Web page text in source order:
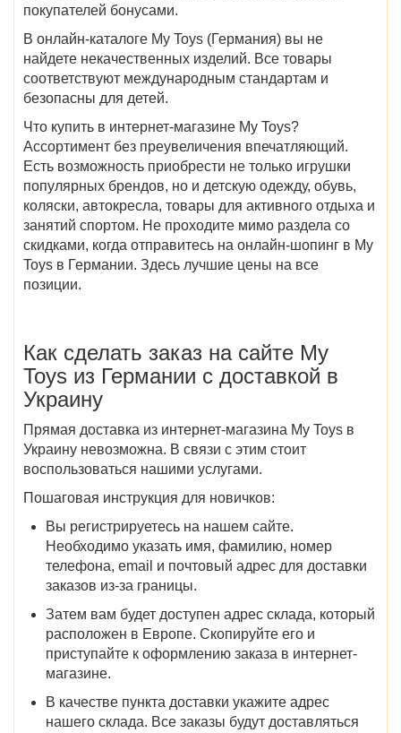
покупателей бонусами.
В онлайн-каталоге My Toys (Германия) вы не
найдете некачественных изделий. Все товары
соответствуют международным стандартам и
безопасны для детей.
Что купить в интернет-магазине My Toys?
Ассортимент без преувеличения впечатляющий.
Есть возможность приобрести не только игрушки
популярных брендов, но и детскую одежду, обувь,
коляски, автокресла, товары для активного отдыха и
занятий спортом. Не проходите мимо раздела со
скидками, когда отправитесь на онлайн-шопинг в My
Toys в Германии. Здесь лучшие цены на все
позиции.
Как сделать заказ насайте My
Toys из Германии с доставкой в
Украину
Прямая доставка из интернет-магазина My Toys в
Украину невозможна. В связи с этим стоит
воспользоваться нашими услугами.
Пошаговая инструкция для новичков:
Вы регистрируетесь на нашем сайте.
Необходимо указать имя, фамилию, номер
телефона, email и почтовый адрес для доставки
заказов из-за границы.
Затем вам будет доступен адрес склада, который
расположен в Европе. Скопируйте его и
приступайте к оформлению заказа в интернет-
магазине.
В качестве пункта доставки укажите адрес
нашего склада. Все заказы будут доставляться